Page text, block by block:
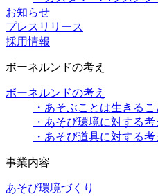
お知らせ
プレスリリース
採用情報
ボーネルンドの考え
ボーネルンドの考え
・あそぶことは生きるこ
・あそび環境に対する
・あそび道具に対する
事業内容
あそび環境づくり